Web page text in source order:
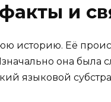
и
историю. Её
она была
языковой